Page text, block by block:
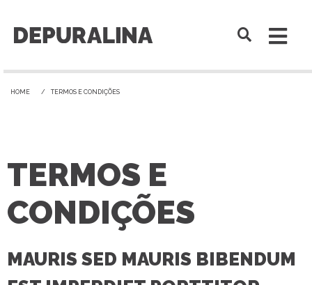
HOME TERMOS E CONDIÇÕES
TERMOS E
CONDIÇÕES
MAURIS SED MAURIS BIBENDUM